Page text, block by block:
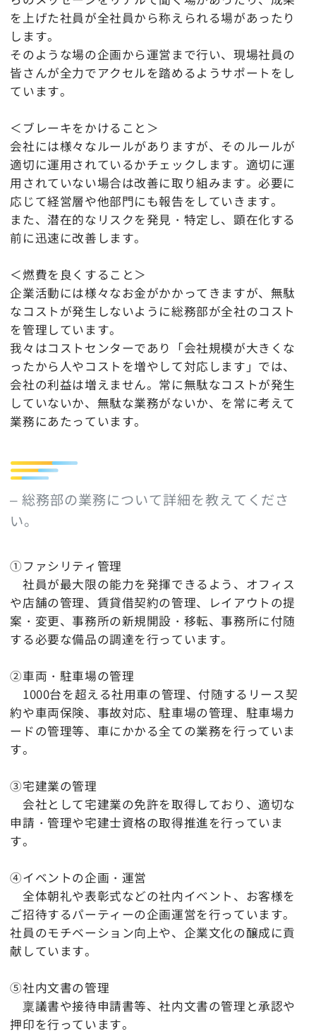
を上げた社員が全社員から称えられる場があったり
します。
そのような場の企画から運営まで行い、現場社員の
皆さんが全力でアクセルを踏めるようサポートをし
ています。
＜ブレーキをかけること＞
会社には様々なルールがありますが、そのルールが
適切に運用されているかチェックします。適切に運
用されていない場合は改善に取り組みます。必要に
応じて経営層や他部門にも報告をしていきます。
また、潜在的なリスクを発見・特定し、顕在化する
前に迅速に改善します。
＜燃費を良くすること＞
企業活動には様々なお金がかかってきますが、無駄
なコストが発生しないように総務部が全社のコスト
を管理しています。
我々はコストセンターであり「会社規模が大きくな
ったから人やコストを増やして対応します」では、
会社の利益は増えません。常に無駄なコストが発生
していないか、無駄な業務がないか、を常に考えて
業務にあたっています。
– 総務部の業務について詳細を教えてくださ
い。
①ファシリティ管理
社員が最大限の能力を発揮できるよう、オフィス
や店舗の管理、賃貸借契約の管理、レイアウトの提
案・変更、事務所の新規開設・移転、事務所に付随
する必要な備品の調達を行っています。
②車両・駐車場の管理
1000台を超える社用車の管理、付随するリース契
約や車両保険、事故対応、駐車場の管理、駐車場カ
ードの管理等、車にかかる全ての業務を行っていま
す。
③宅建業の管理
会社として宅建業の免許を取得しており、適切な
申請・管理や宅建士資格の取得推進を行っていま
す。
④イベントの企画・運営
全体朝礼や表彰式などの社内イベント、お客様を
ご招待するパーティーの企画運営を行っています。
社員のモチベーション向上や、企業文化の醸成に貢
献しています。
⑤社内文書の管理
稟議書や接待申請書等、社内文書の管理と承認や
押印を行っています。